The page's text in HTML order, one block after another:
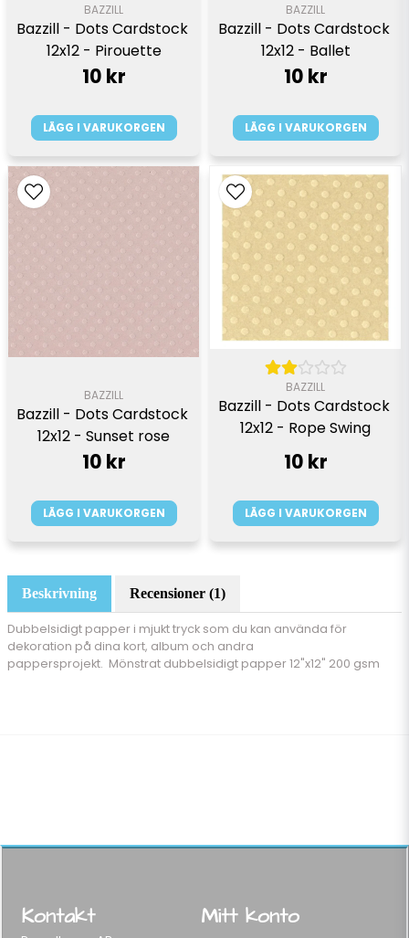
Beskrivning Recensioner (1)
Dubbelsidigt papper i mjukt tryck som du kan använda för
dekoration på dina kort, album och andra
pappersprojekt. Mönstrat dubbelsidigt papper 12"x12" 200 gsm
BAZZILL
Bazzill - Dots Cardstock
12x12 - Pirouette
10 kr
LÄGG I VARUKORGEN
BAZZILL
Bazzill - Dots Cardstock
12x12 - Ballet
10 kr
LÄGG I VARUKORGEN
BAZZILL
Bazzill - Dots Cardstock
12x12 - Sunset rose
10 kr
LÄGG I VARUKORGEN
BAZZILL
Bazzill - Dots Cardstock
12x12 - Rope Swing
10 kr
LÄGG I VARUKORGEN
Kontakt Mitt konto